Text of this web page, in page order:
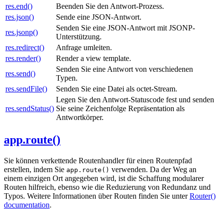
res.end()
Beenden Sie den Antwort-Prozess.
res.json()
Sende eine JSON-Antwort.
res.jsonp()
Senden Sie eine JSON-Antwort mit JSONP-
Unterstützung.
res.redirect()
Anfrage umleiten.
res.render()
Render a view template.
res.send()
Senden Sie eine Antwort von verschiedenen
Typen.
res.sendFile()
Senden Sie eine Datei als octet-Stream.
res.sendStatus()
Legen Sie den Antwort-Statuscode fest und senden
Sie seine Zeichenfolge Repräsentation als
Antwortkörper.
app.route()
Sie können verkettende Routenhandler für einen Routenpfad
erstellen, indem Sie app.route() verwenden. Da der Weg an
einem einzigen Ort angegeben wird, ist die Schaffung modularer
Routen hilfreich, ebenso wie die Reduzierung von Redundanz und
Typos. Weitere Informationen über Routen finden Sie unterRouter()
documentation.